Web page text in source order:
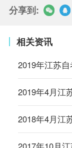
分享到:
相关资讯
2019年江苏
2019年4月江
2018年4月江